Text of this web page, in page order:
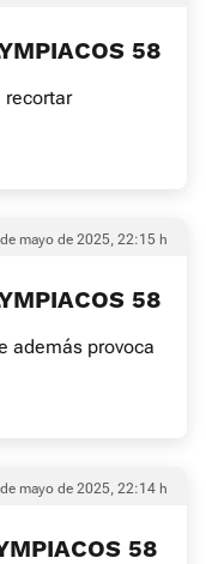
58
recortar
mayo de 2025, 22:15 h
58
además provoca
mayo de 2025, 22:14 h
58